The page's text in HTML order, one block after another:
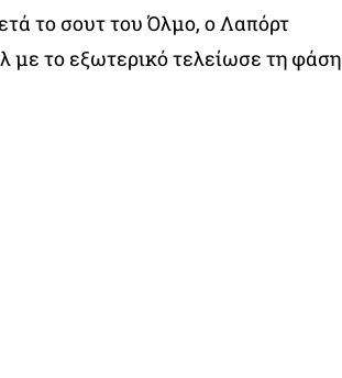
το σουτ του Όλμο, ο Λαπόρτ
με το εξωτερικό τελείωσε τη φάση